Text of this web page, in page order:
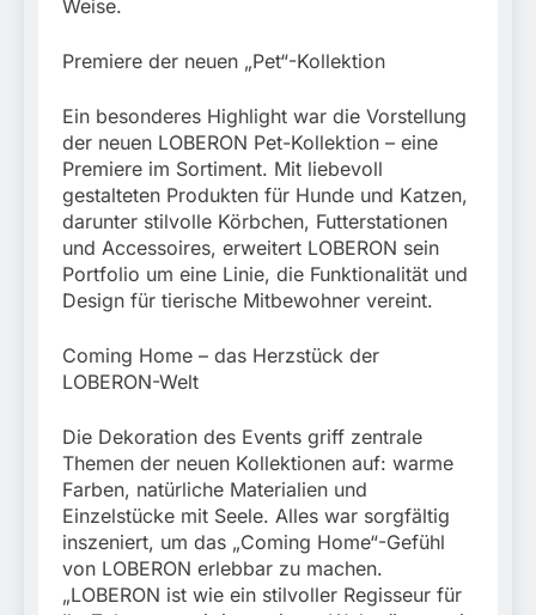
Weise.
Premiere der neuen „Pet“-Kollektion
Ein besonderes Highlight war die Vorstellung
der neuen LOBERON Pet-Kollektion – eine
Premiere im Sortiment. Mit liebevoll
gestalteten Produkten für Hunde und Katzen,
darunter stilvolle Körbchen, Futterstationen
und Accessoires, erweitert LOBERON sein
Portfolio um eine Linie, die Funktionalität und
Design für tierische Mitbewohner vereint.
Coming Home – das Herzstück der
LOBERON-Welt
Die Dekoration des Events griff zentrale
Themen der neuen Kollektionen auf: warme
Farben, natürliche Materialien und
Einzelstücke mit Seele. Alles war sorgfältig
inszeniert, um das „Coming Home“-Gefühl
von LOBERON erlebbar zu machen.
„LOBERON ist wie ein stilvoller Regisseur für